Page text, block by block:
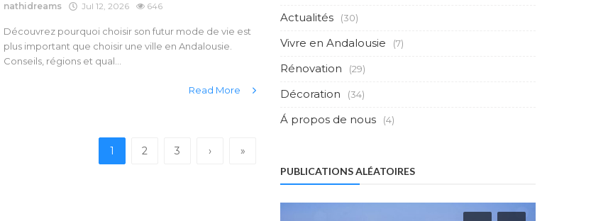
nathidreams Jul 12, 2026 646
Découvrez pourquoi choisir son futur mode de vie est
plus important que choisir une ville en Andalousie.
Conseils, régions et qual...
Read More
1 2 3 › »
Actualités (30)
Vivre en Andalousie (7)
Rénovation (29)
Décoration (34)
Á propos de nous (4)
PUBLICATIONS ALÉATOIRES